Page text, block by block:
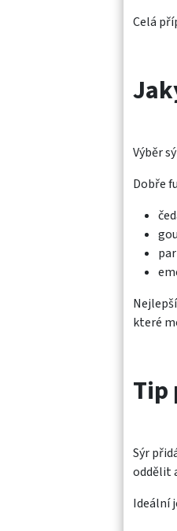
Celá
Výběr
Dobře
které
Tip
Sýr
oddělit
Ideální